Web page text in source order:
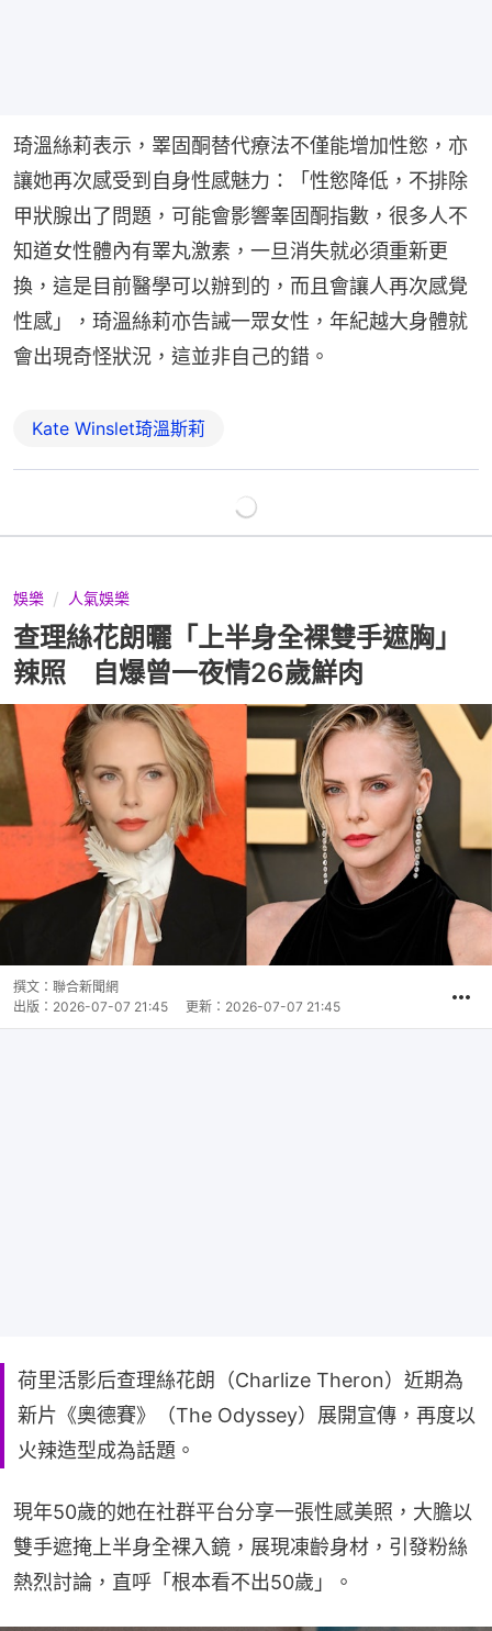
琦溫絲莉表示，睪固酮替代療法不僅能增加性慾，亦
讓她再次感受到自身性感魅力：「性慾降低，不排除
甲狀腺出了問題，可能會影響睾固酮指數，很多人不
知道女性體內有睪丸激素，一旦消失就必須重新更
換，這是目前醫學可以辦到的，而且會讓人再次感覺
性感」，琦溫絲莉亦告誡一眾女性，年紀越大身體就
會出現奇怪狀況，這並非自己的錯。
Kate Winslet琦溫斯莉
娛樂 人氣娛樂
查理絲花朗曬「上半身全裸雙手遮胸」
辣照 自爆曾一夜情26歲鮮肉
撰文： 聯合新聞網
出版： 2026-07-07 21:45 更新： 2026-07-07 21:45
荷里活影后查理絲花朗（Charlize Theron）近期為
新片《奧德賽》（The Odyssey）展開宣傳，再度以
火辣造型成為話題。
現年50歲的她在社群平台分享一張性感美照，大膽以
雙手遮掩上半身全裸入鏡，展現凍齡身材，引發粉絲
熱烈討論，直呼「根本看不出50歲」。